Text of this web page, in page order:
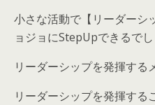
小さな活動で【リーダーシ
ョジョにStepUpできるでし
リーダーシップを発揮する
リーダーシップを発揮する